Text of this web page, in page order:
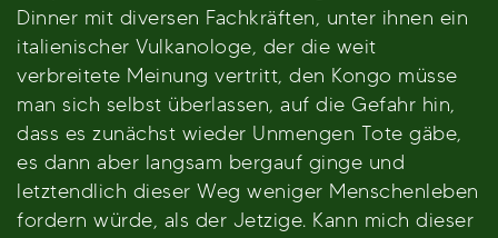
Dinner mit diversen Fachkräften, unter ihnen ein
italienischer Vulkanologe, der die weit
verbreitete Meinung vertritt, den Kongo müsse
man sich selbst überlassen, auf die Gefahr hin,
dass es zunächst wieder Unmengen Tote gäbe,
es dann aber langsam bergauf ginge und
letztendlich dieser Weg weniger Menschenleben
fordern würde, als der Jetzige. Kann mich dieser